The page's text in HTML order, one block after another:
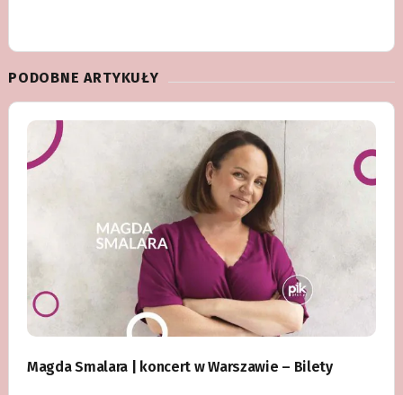
PODOBNE ARTYKUŁY
Magda Smalara | koncert w Warszawie – Bilety